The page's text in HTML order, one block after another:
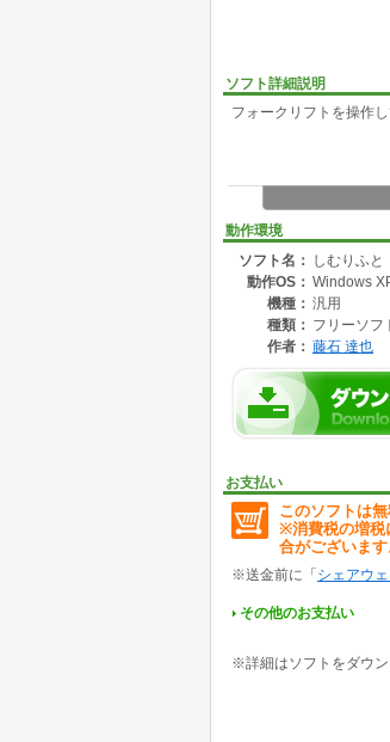
ソフト詳細説明
フォークリフトを操作
動作環境
ソフト名： しむりふと
動作OS： Windows
機種： 汎用
種類： フリーソフ
作者： 藤石 達也
お支払い
このソフトは
※消費税の増税
合がございます
※送金前に「 シェアウ
その他のお支払い
※詳細はソフトをダウン